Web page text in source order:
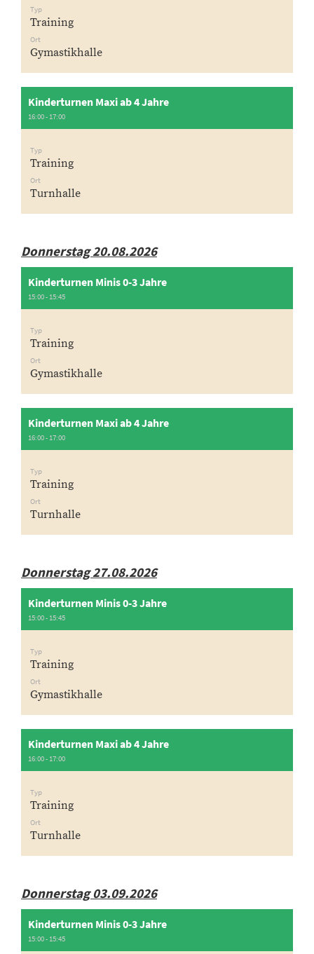
Typ
Training
Ort
Gymastikhalle
Kinderturnen Maxi ab 4 Jahre
16:00 - 17:00
Typ
Training
Ort
Turnhalle
Donnerstag 20.08.2026
Kinderturnen Minis 0-3 Jahre
15:00 - 15:45
Typ
Training
Ort
Gymastikhalle
Kinderturnen Maxi ab 4 Jahre
16:00 - 17:00
Typ
Training
Ort
Turnhalle
Donnerstag 27.08.2026
Kinderturnen Minis 0-3 Jahre
15:00 - 15:45
Typ
Training
Ort
Gymastikhalle
Kinderturnen Maxi ab 4 Jahre
16:00 - 17:00
Typ
Training
Ort
Turnhalle
Donnerstag 03.09.2026
Kinderturnen Minis 0-3 Jahre
15:00 - 15:45